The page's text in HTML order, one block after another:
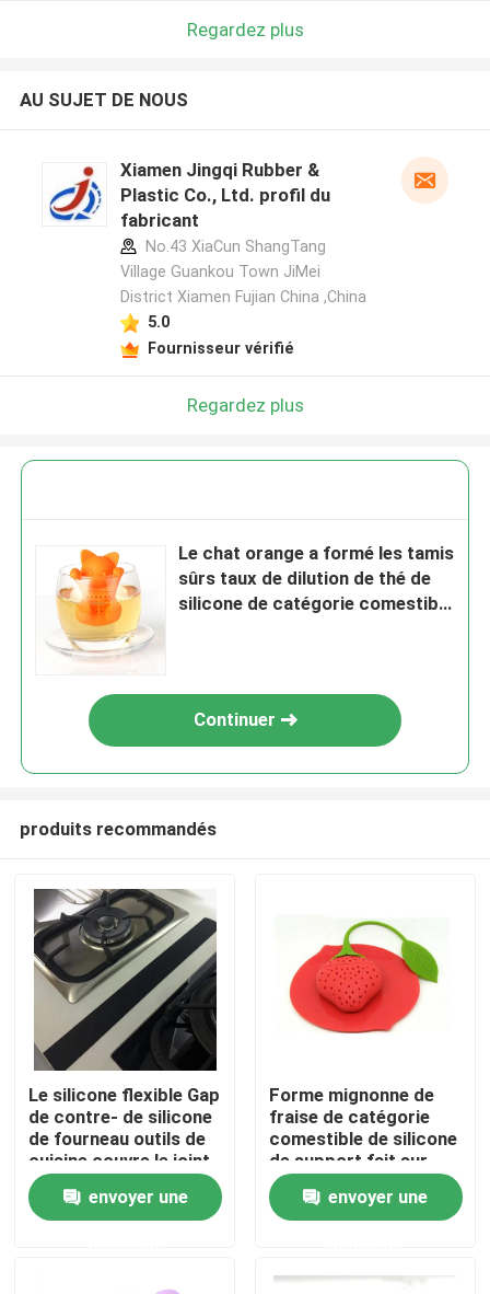
Maison
Produits
À propos de nous
Regardez plus
AU SUJET DE NOUS
Xiamen Jingqi Rubber &
Plastic Co., Ltd. profil du
fabricant
No.43 XiaCun ShangTang
Village Guankou Town JiMei
District Xiamen Fujian China ,China
5.0
Fournisseur vérifié
Regardez plus
Le chat orange a formé les tamis
sûrs taux de dilution de thé de
silicone de catégorie comestible
Continuer
produits recommandés
Le silicone flexible Gap
de contre- de silicone
de fourneau outils de
cuisine couvre le joint
Gap
envoyer une
Forme mignonne de
fraise de catégorie
comestible de silicone
de support fait sur
commande de sachet
à thé
envoyer une